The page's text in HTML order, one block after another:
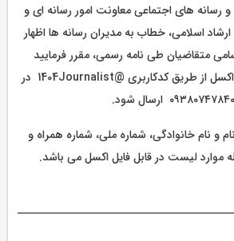
رسانه های اجتماعی معاونت امور رسانه ای و
اسلامی، خطاب به مدیران رسانه ها اظهار
متقاضیان طی نامه رسمی، مقرر فرمایید
اطلاعات ایشان در قالب اکسل از طریق کدکاربری @1404Journalist در
و نام خانوادگی، شماره ملی، شماره همراه و
موارد لیست در قابل فایل اکسل می باشد.